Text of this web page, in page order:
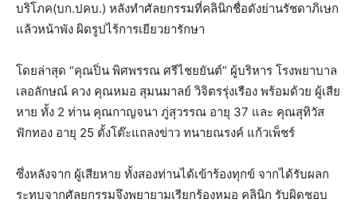
บริโภค(บก.ปคบ.) หลังทำศัลยกรรมที่คลินิกชื่อดังย่านรัชดาภิเษก
แล้วหน้าพัง ผิดรูปไร้การเยียวยารักษา
โดยล่าสุด “คุณปิ่น พิศพรรณ ศรีไชยยันต์” ผู้บริหาร โรงพยาบาล
เลอลักษณ์ ควง คุณหมอ สุมนมาลย์ วิจิตรรุ่งเรือง พร้อมด้วย ผู้เสีย
หาย ทั้ง 2 ท่าน คุณกาญจนา ภู่สุวรรณ อายุ 37 และ คุณสุทิวัส
ฟักทอง อายุ 25 ตั้งโต๊ะแถลงข่าว ทนายณรงค์ แก้วเพ็ชร์
ซึ่งหลังจาก ผู้เสียหาย ทั้งสองท่านได้เข้าร้องทุกข์ จากได้รับผลก
ระทบจากศัลยกรรมจึงพยายามเรียกร้องหมอ คลินิก รับผิดชอบ